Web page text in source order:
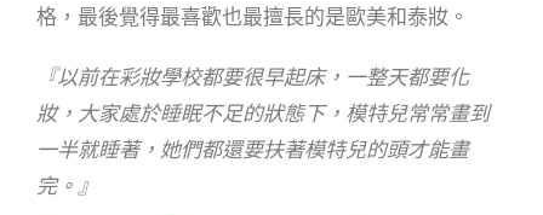
格，最後覺得最喜歡也最擅長的是歐美和泰妝。
『以前在彩妝學校都要很早起床，一整天都要化
妝，大家處於睡眠不足的狀態下，模特兒常常畫到
一半就睡著，她們都還要扶著模特兒的頭才能畫
完。』